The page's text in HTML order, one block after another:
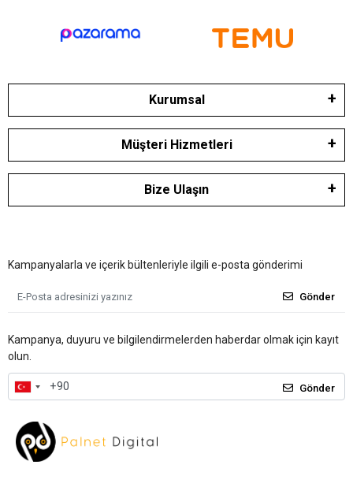
Kurumsal
Müşteri Hizmetleri
Bize Ulaşın
Kampanyalarla ve içerik bültenleriyle ilgili e-posta gönderimi
Gönder
Kampanya, duyuru ve bilgilendirmelerden haberdar olmak için kayıt
olun.
Gönder